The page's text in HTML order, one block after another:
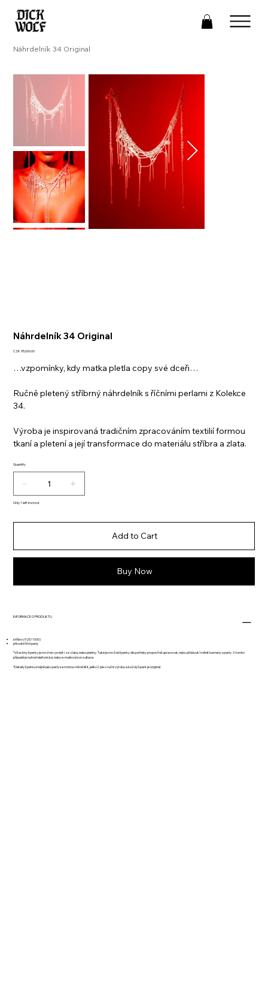
Náhrdelník 34 Original
Náhrdelník 34 Original
Price
CZK 95,000.00
…vzpomínky, kdy matka pletla copy své dceři…
Ručně pletený stříbrný náhrdelník s říčními perlami z Kolekce
34.
Výroba je inspirovaná tradičním zpracováním textilií formou
tkaní a pletení a její transformace do materiálu stříbra a zlata.
Quantity
Only 1 left in stock
Add to Cart
Buy Now
INFORMACE O PRODUKTU
stříbro (925/1000)
přírodní říční perly
*Všechny šperky je možné vyrobit i ze zlata, nebo platiny. Také je možné šperky dle potřeby proporčně upravovat, nebo přidávat/měnit kameny a perly. V tomto
případě je nutná telefonická, nebo e-mailová konzultace.
*Detaily šperku stejně jako perly se mohou mírně lišit, jelikož jde o ruční výrobu a každý šperk je originál.